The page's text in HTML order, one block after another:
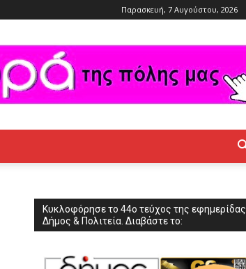
Παρασκευή, 7 Αυγούστου, 2026
Κυκλοφόρησε το 44ο τεύχος της εφημερίδας
Δήμος & Πολιτεία. Διαβάστε το: